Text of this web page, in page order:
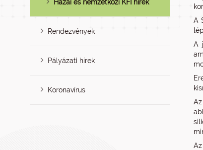
Hazai és nemzetközi KFI hírek
Rendezvények
Pályázati hírek
Koronavírus
A
A